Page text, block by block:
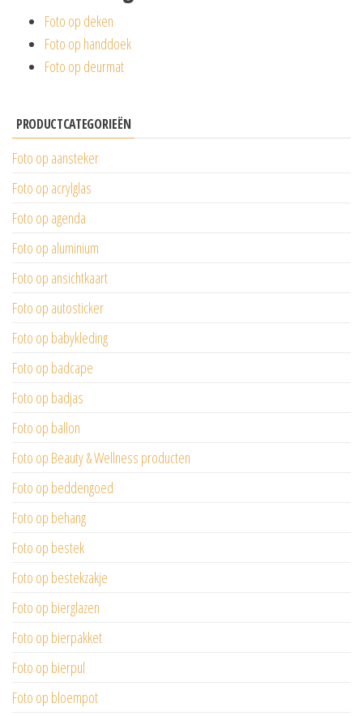
Foto op deken
Foto op handdoek
Foto op deurmat
PRODUCTCATEGORIEËN
Foto op aansteker
Foto op acrylglas
Foto op agenda
Foto op aluminium
Foto op ansichtkaart
Foto op autosticker
Foto op babykleding
Foto op badcape
Foto op badjas
Foto op ballon
Foto op Beauty & Wellness producten
Foto op beddengoed
Foto op behang
Foto op bestek
Foto op bestekzakje
Foto op bierglazen
Foto op bierpakket
Foto op bierpul
Foto op bloempot